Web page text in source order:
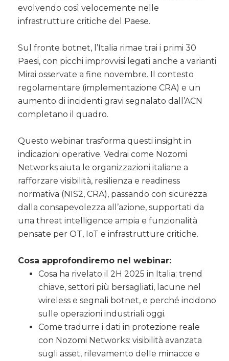
evolvendo così velocemente nelle
infrastrutture critiche del Paese.
Sul fronte botnet, l’Italia rimae trai i primi 30
Paesi, con picchi improvvisi legati anche a varianti
Mirai osservate a fine novembre. Il contesto
regolamentare (implementazione CRA) e un
aumento di incidenti gravi segnalato dall’ACN
completano il quadro.
Questo webinar trasforma questi insight in
indicazioni operative. Vedrai come Nozomi
Networks aiuta le organizzazioni italiane a
rafforzare visibilità, resilienza e readiness
normativa (NIS2, CRA), passando con sicurezza
dalla consapevolezza all’azione, supportati da
una threat intelligence ampia e funzionalità
pensate per OT, IoT e infrastrutture critiche.
Cosa approfondiremo nel webinar:
Cosa ha rivelato il 2H 2025 in Italia: trend
chiave, settori più bersagliati, lacune nel
wireless e segnali botnet, e perché incidono
sulle operazioni industriali oggi.
Come tradurre i dati in protezione reale
con Nozomi Networks: visibilità avanzata
sugli asset, rilevamento delle minacce e